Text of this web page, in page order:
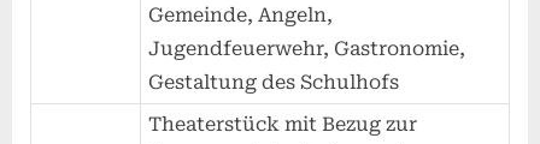
Gemeinde, Angeln,
Jugendfeuerwehr, Gastronomie,
Gestaltung des Schulhofs
Theaterstück mit Bezug zur